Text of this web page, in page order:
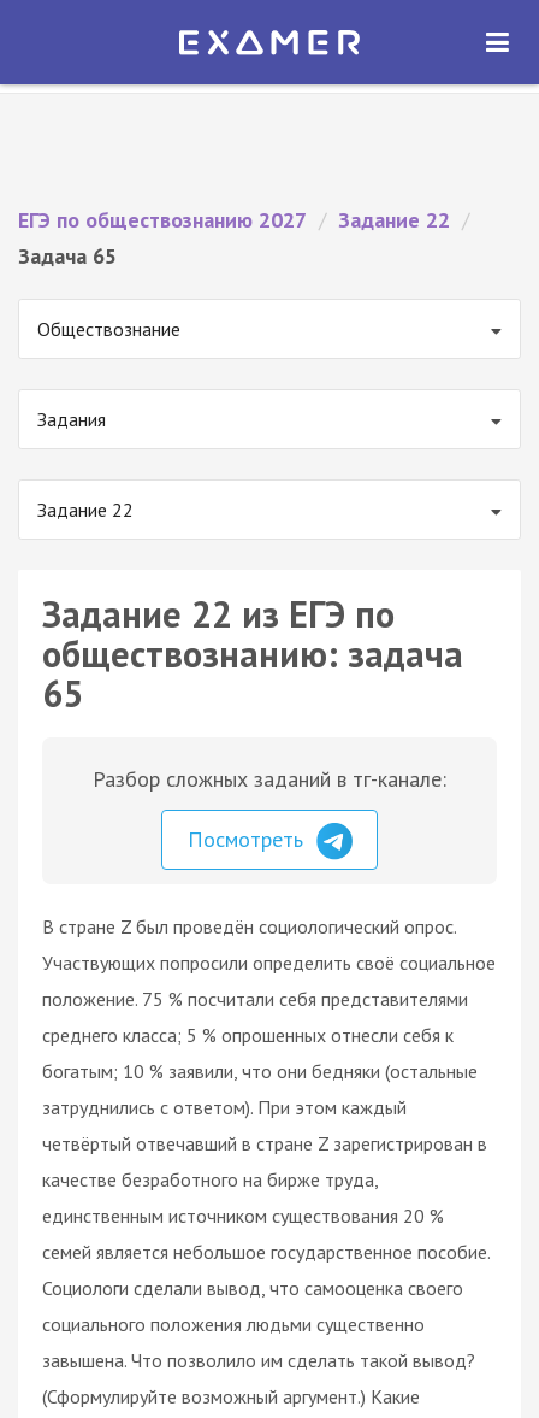
Экзамер — ЕГЭ 2027
ОТКРЫТЬ
ЕГЭ по обществознанию 2027 / Задание 22 /
Задача 65
Обществознание
Задания
Задание 22
Задание 22 из ЕГЭ по
обществознанию: задача
65
Разбор сложных заданий в тг-канале:
Посмотреть
В стране Z был проведён социологический опрос.
Участвующих попросили определить своё социальное
положение. 75 % посчитали себя представителями
среднего класса; 5 % опрошенных отнесли себя к
богатым; 10 % заявили, что они бедняки (остальные
затруднились с ответом). При этом каждый
четвёртый отвечавший в стране Z зарегистрирован в
качестве безработного на бирже труда,
единственным источником существования 20 %
семей является небольшое государственное пособие.
Социологи сделали вывод, что самооценка своего
социального положения людьми существенно
завышена. Что позволило им сделать такой вывод?
(Сформулируйте возможный аргумент.) Какие